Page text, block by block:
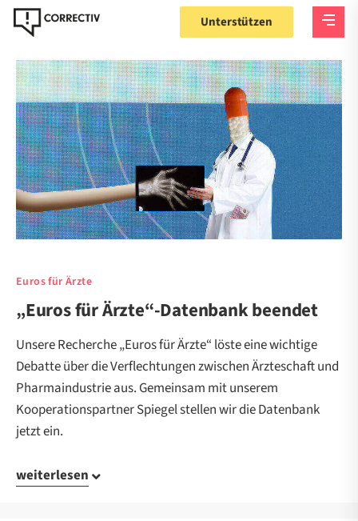
Unterstützen
Euros für Ärzte
„Euros für Ärzte“-Datenbank beendet
Unsere Recherche „Euros für Ärzte“ löste eine wichtige
Debatte über die Verflechtungen zwischen Ärzteschaft und
Pharmaindustrie aus. Gemeinsam mit unserem
Kooperationspartner Spiegel stellen wir die Datenbank
jetzt ein.
weiterlesen